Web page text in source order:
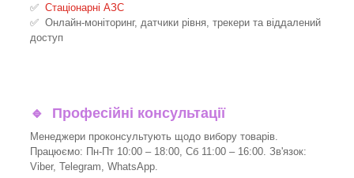
✅ Стаціонарні АЗС
✅ Онлайн-моніторинг, датчики рівня, трекери та віддалений
доступ
🔹 Професійні консультації
Менеджери проконсультують щодо вибору товарів.
Працюємо: Пн-Пт 10:00 – 18:00, Сб 11:00 – 16:00. Зв'язок:
Viber, Telegram, WhatsApp.